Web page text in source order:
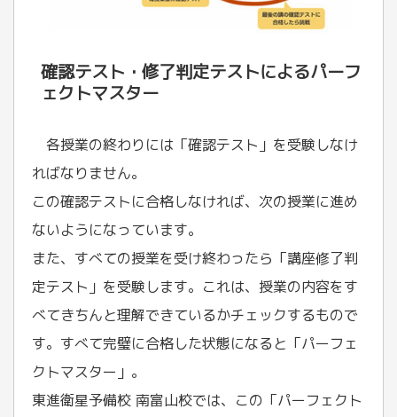
確認テスト・修了判定テストによるパーフ
ェクトマスター
各授業の終わりには「確認テスト」を受験しなけ
ればなりません。
この確認テストに合格しなければ、次の授業に進め
ないようになっています。
また、すべての授業を受け終わったら「講座修了判
定テスト」を受験します。これは、授業の内容をす
べてきちんと理解できているかチェックするもので
す。すべて完璧に合格した状態になると「パーフェ
クトマスター」。
東進衛星予備校 南富山校では、この「パーフェクト